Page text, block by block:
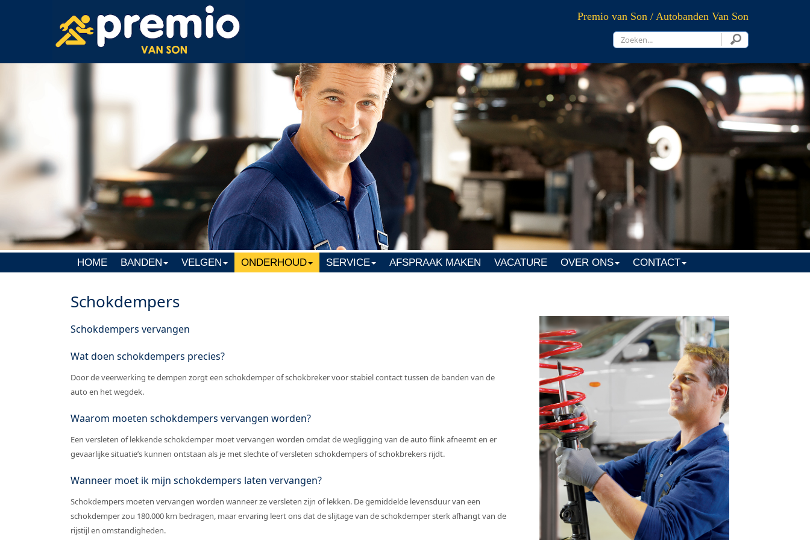
Premio van Son / Autobanden Van Son
HOME BANDEN VELGEN ONDERHOUD SERVICE AFSPRAAK MAKEN VACATURE OVER ONS CONTACT
Schokdempers
Schokdempers vervangen
Wat doen schokdempers precies?
Door de veerwerking te dempen zorgt een schokdemper of schokbreker voor stabiel contact tussen de banden van de
auto en het wegdek.
Waarom moeten schokdempers vervangen worden?
Een versleten of lekkende schokdemper moet vervangen worden omdat de wegligging van de auto flink afneemt en er
gevaarlijke situatie’s kunnen ontstaan als je met slechte of versleten schokdempers of schokbrekers rijdt.
Wanneer moet ik mijn schokdempers laten vervangen?
Schokdempers moeten vervangen worden wanneer ze versleten zijn of lekken. De gemiddelde levensduur van een
schokdemper zou 180.000 km bedragen, maar ervaring leert ons dat de slijtage van de schokdemper sterk afhangt van de
rijstijl en omstandigheden.